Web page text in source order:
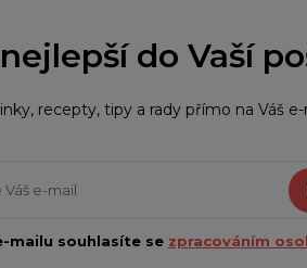
do Vaší
recepty, tipy a rady přímo na Váš
mailu souhlasíte se zpracováním